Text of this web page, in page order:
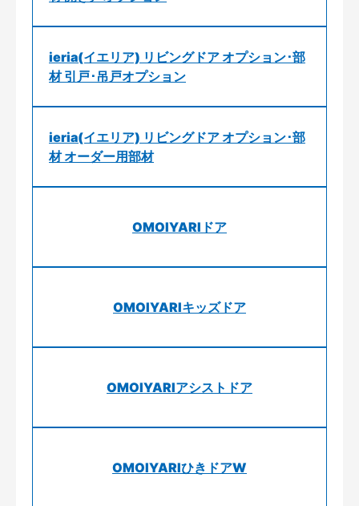
ieria(イエリア) リビングドア オプション･部
材 引戸･吊戸オプション
ieria(イエリア) リビングドア オプション･部
材 オーダー用部材
OMOIYARIドア
OMOIYARIキッズドア
OMOIYARIアシストドア
OMOIYARIひきドアW